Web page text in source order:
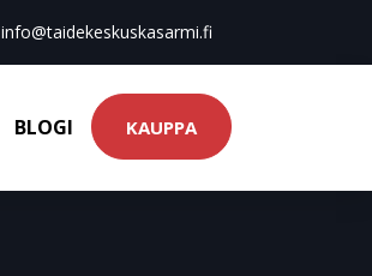
info@taidekeskuskasarmi.fi
BLOGI KAUPPA